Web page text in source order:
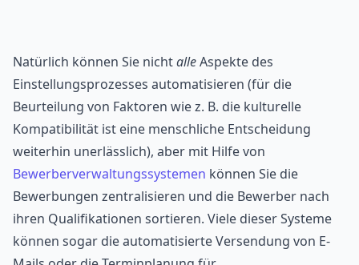
Natürlich können Sie nichtalleAspekte des
Einstellungsprozesses automatisieren (für die
Beurteilung von Faktoren wie z. B. die kulturelle
Kompatibilität ist eine menschliche Entscheidung
weiterhin unerlässlich), aber mit Hilfe von
Bewerberverwaltungssystemen können Sie die
Bewerbungen zentralisieren und die Bewerber nach
ihren Qualifikationen sortieren. Viele dieser Systeme
können sogar die automatisierte Versendung von E-